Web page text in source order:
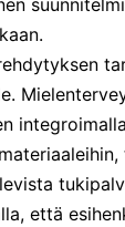
että